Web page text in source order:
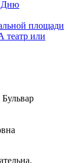
Дню
площади
театр или
Бульвар